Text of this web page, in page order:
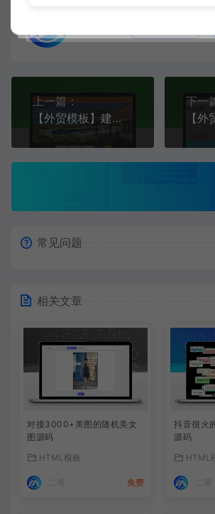
上一篇：
【外贸模板】建筑自定义主题现代化模板 橙色款 响应式模板
下一
常见问题
相关文章
对接3000+美图的随机美女
图源码
HTML模板
免费
抖音很火
源码
HTML